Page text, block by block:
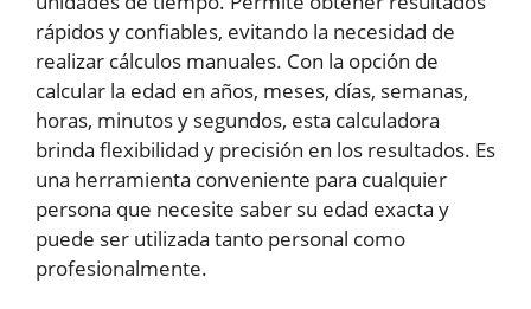
rápidos y confiables, evitando la necesidad de
realizar cálculos manuales. Con la opción de
calcular la edad en años, meses, días, semanas,
horas, minutos y segundos, esta calculadora
brinda flexibilidad y precisión en los resultados. Es
una herramienta conveniente para cualquier
persona que necesite saber su edad exacta y
puede ser utilizada tanto personal como
profesionalmente.